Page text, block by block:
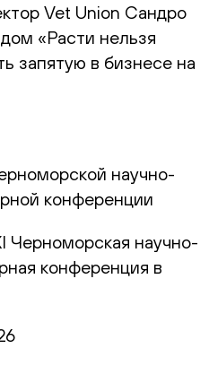
Vet Union Сандро
«Расти нельзя
запятую в бизнесе на
научно-
конференции
Черноморская научно-
конференция в